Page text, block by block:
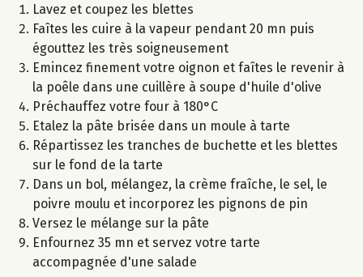
Lavez et coupez les blettes
Faîtes les cuire à la vapeur pendant 20 mn puis
égouttez les très soigneusement
Emincez finement votre oignon et faîtes le revenir à
la poêle dans une cuillère à soupe d'huile d'olive
Préchauffez votre four à 180°C
Etalez la pâte brisée dans un moule à tarte
Répartissez les tranches de buchette et les blettes
sur le fond de la tarte
Dans un bol, mélangez, la crème fraîche, le sel, le
poivre moulu et incorporez les pignons de pin
Versez le mélange sur la pâte
Enfournez 35 mn et servez votre tarte
accompagnée d'une salade